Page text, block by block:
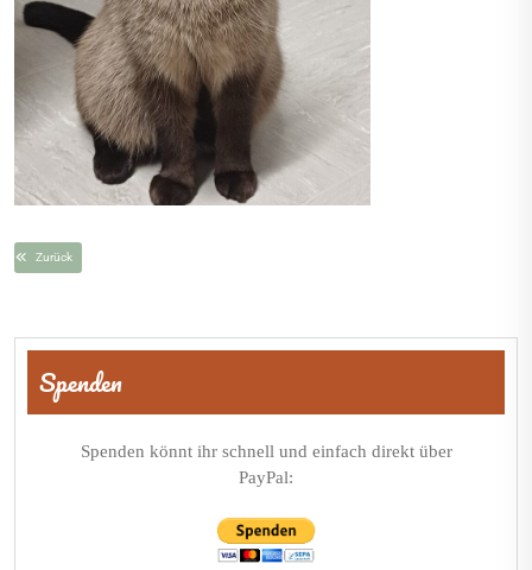
Zurück
Beitragsnavigation
Spenden
Spenden könnt ihr schnell und einfach direkt über
PayPal: